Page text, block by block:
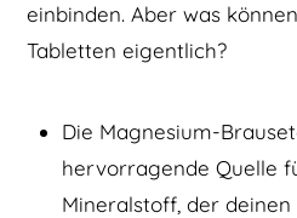
einbinden. Aber was
Tabletten eigentlich?
Die Magnesium-
hervorragende Quelle
Mineralstoff, der